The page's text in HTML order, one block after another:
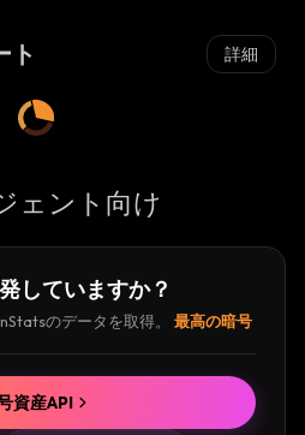
ト 詳細
ェント向け
していますか？
のデータを取得。
最高の暗号
資産API